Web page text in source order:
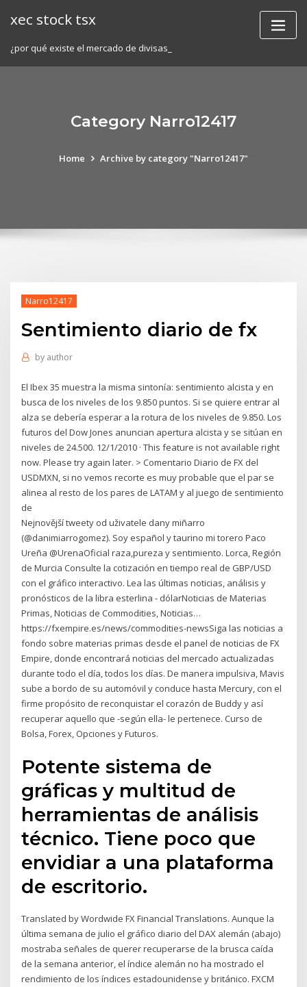
xec stock tsx
¿por qué existe el mercado de divisas_
Category Narro12417
Home Archive by category "Narro12417"
Narro12417
Sentimiento diario de fx
by author
El Ibex 35 muestra la misma sintonía: sentimiento alcista y en
busca de los niveles de los 9.850 puntos. Si se quiere entrar al
alza se debería esperar a la rotura de los niveles de 9.850. Los
futuros del Dow Jones anuncian apertura alcista y se sitúan en
niveles de 24.500. 12/1/2010 · This feature is not available right
now. Please try again later. > Comentario Diario de FX del
USDMXN, si no vemos recorte es muy probable que el par se
alinea al resto de los pares de LATAM y al juego de sentimiento
de
Nejnovější tweety od uživatele dany miñarro
(@danimiarrogomez). Soy español y taurino mi torero Paco
Ureña @UrenaOficial raza,pureza y sentimiento. Lorca, Región
de Murcia Consulte la cotización en tiempo real de GBP/USD
con el gráfico interactivo. Lea las últimas noticias, análisis y
pronósticos de la libra esterlina - dólarNoticias de Materias
Primas, Noticias de Commodities, Noticias…
https://fxempire.es/news/commodities-newsSiga las noticias a
fondo sobre materias primas desde el panel de noticias de FX
Empire, donde encontrará noticias del mercado actualizadas
durante todo el día, todos los días. De manera impulsiva, Mavis
sube a bordo de su automóvil y conduce hasta Mercury, con el
firme propósito de reconquistar el corazón de Buddy y así
recuperar aquello que -según ella- le pertenece. Curso de
Bolsa, Forex, Opciones y Futuros.
Potente sistema de
gráficas y multitud de
herramientas de análisis
técnico. Tiene poco que
envidiar a una plataforma
de escritorio.
Translated by Wordwide FX Financial Translations. Aunque la
última semana de julio el gráfico diario del DAX alemán (abajo)
mostraba señales de querer recuperarse de la brusca caída
de la semana anterior, el índice alemán no ha mostrado el
rendimiento de los índices estadounidense y británico. FXCM